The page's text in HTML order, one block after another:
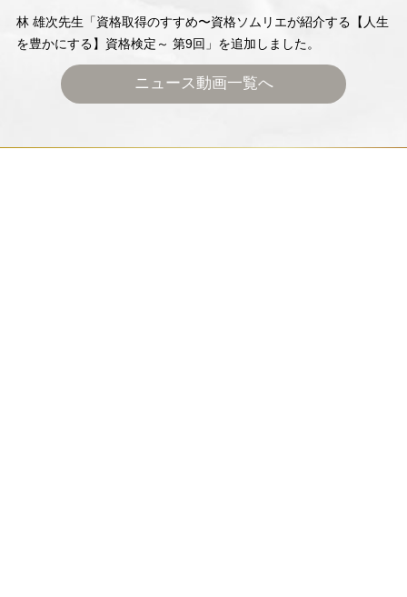
ニュース動画一覧へ
林 雄次先生「資格取得のすすめ〜資格ソムリエが紹介する【人生
を豊かにする】資格検定～ 第9回」を追加しました。